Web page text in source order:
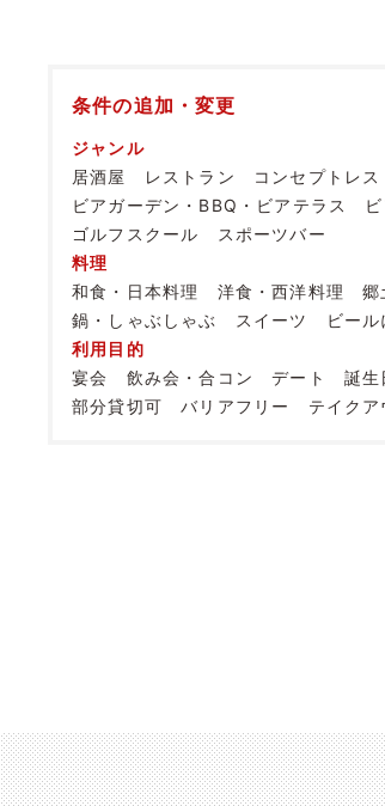
条件の追加・変更
ジャンル
居酒屋
レストラン コンセプトレス
ビアガーデン・BBQ・ビアテラス
ゴルフスクール
スポーツバー
料理
和食・日本料理
洋食・西洋料理 郷
鍋・しゃぶしゃぶ
スイーツ ビー
利用目的
宴会
飲み会・合コン デート 誕生
部分貸切可
バリアフリー テイクア